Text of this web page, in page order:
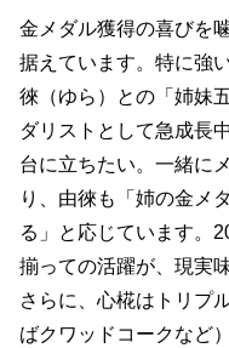
金メダル獲得の喜びを
据えています。特に強
徠（ゆら）との「姉妹
ダリストとして急成長
台に立ちたい。一緒に
り、由徠も「姉の金メ
る」と応じています。
揃っての活躍が、現実
さらに、心椛はトリプ
ばクワッドコークなど